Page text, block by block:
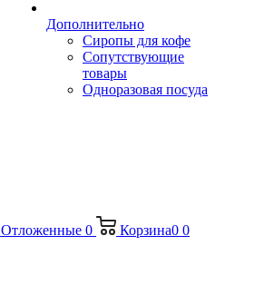
Дополнительно
Сиропы для кофе
Сопутствующие
товары
Одноразовая посуда
Отложенные 0 Корзина0 0